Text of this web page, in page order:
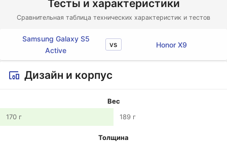
Тесты и характеристики
Сравнительная таблица технических характеристик и тестов
Samsung Galaxy S5
Active
vs Honor X9
Дизайн и корпус
Вес
170 г
189 г
Толщина